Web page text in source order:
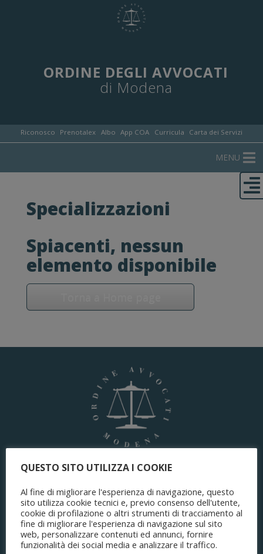
ORDINE DEGLI AVVOCATI
di Modena
Riconosco Prenotalex Albo App COA Curricula Carta dei Servizi
MENU
Specializzazioni
Spiacenti, nessun
elemento disponibile
ORDINE DEGLI AVVOCATI
di Modena
Sede legale
QUESTO SITO UTILIZZA I COOKIE
Al fine di migliorare l'esperienza di navigazione, questo
sito utilizza cookie tecnici e, previo consenso dell'utente,
cookie di profilazione o altri strumenti di tracciamento al
fine di migliorare l'esperienza di navigazione sul sito
web, personalizzare contenuti ed annunci, fornire
funzionalità dei social media e analizzare il traffico.